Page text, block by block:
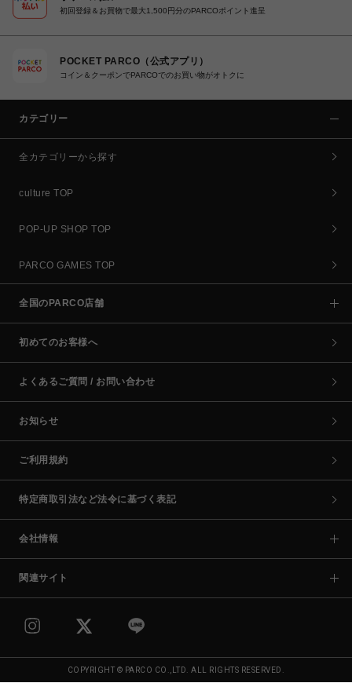
初回登録＆お買物で最大1,500円分のPARCOポイント進呈
POCKET PARCO（公式アプリ）
コイン＆クーポンでPARCOでのお買い物がオトクに
カテゴリー
全カテゴリーから探す
culture TOP
POP-UP SHOP TOP
PARCO GAMES TOP
全国のPARCO店舗
初めてのお客様へ
よくあるご質問 / お問い合わせ
お知らせ
ご利用規約
特定商取引法など法令に基づく表記
会社情報
関連サイト
COPYRIGHT © PARCO CO.,LTD. ALL RIGHTS RESERVED.